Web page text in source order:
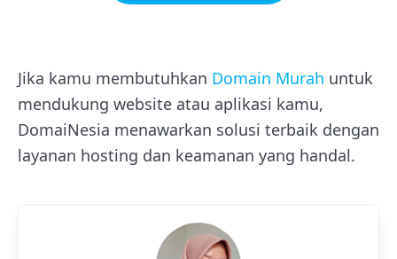
Jika kamu membutuhkan Domain Murah untuk
mendukung website atau aplikasi kamu,
DomaiNesia menawarkan solusi terbaik dengan
layanan hosting dan keamanan yang handal.